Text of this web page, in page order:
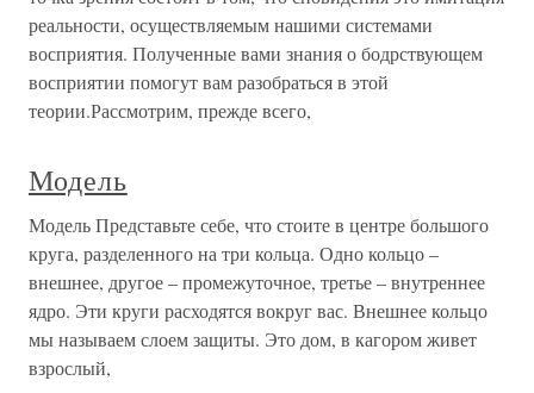
реальности, осуществляемым нашими системами
восприятия. Полученные вами знания о бодрствующем
восприятии помогут вам разобраться в этой
теории.Рассмотрим, прежде всего,
Модель
Модель Представьте себе, что стоите в центре большого
круга, разделенного на три кольца. Одно кольцо –
внешнее, другое – промежуточное, третье – внутреннее
ядро. Эти круги расходятся вокруг вас. Внешнее кольцо
мы называем слоем защиты. Это дом, в кагором живет
взрослый,